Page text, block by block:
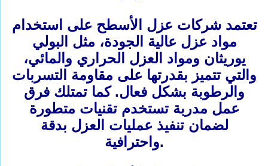
تعتمد شركات عزل الأسطح على استخدام
مواد عزل عالية الجودة، مثل البولي
يوريثان ومواد العزل الحراري والمائي،
والتي تتميز بقدرتها على مقاومة التسربات
والرطوبة بشكل فعال. كما تمتلك فرق
عمل مدربة تستخدم تقنيات متطورة
لضمان تنفيذ عمليات العزل بدقة
واحترافية.